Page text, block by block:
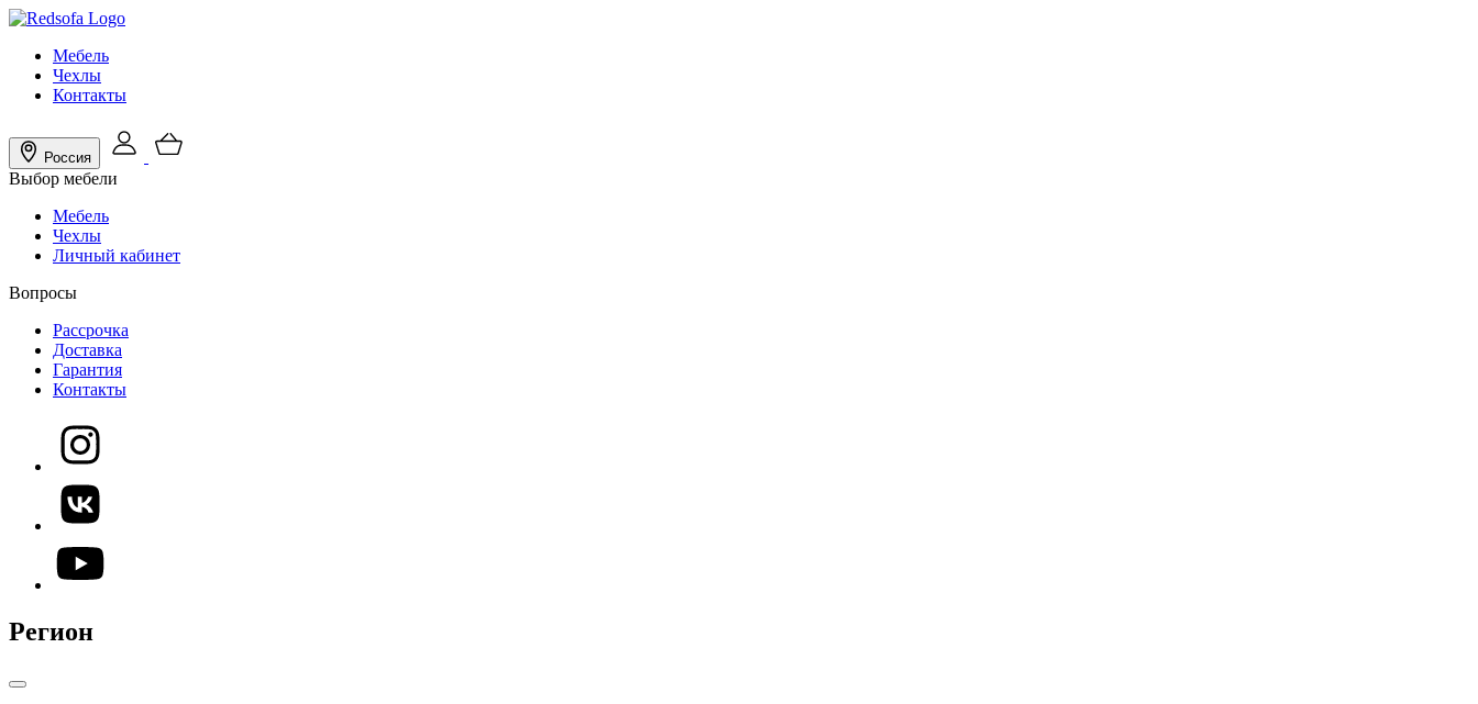
Мебель
Чехлы
Контакты
Россия
Выбор мебели
Мебель
Чехлы
Личный кабинет
Вопросы
Рассрочка
Доставка
Гарантия
Контакты
Регион